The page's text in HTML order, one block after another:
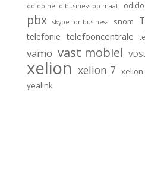
odido hello business op maat odido
pbx skype for business snom
telefonie telefooncentrale
vamo vast mobiel
xelion xelion 7 xelion
yealink